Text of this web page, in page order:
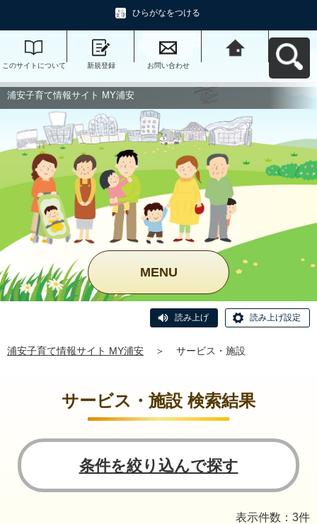
ひらがなをつける
このサイトについて 新規登録 お問い合わせ
浦安子育て情報サイト MY浦安
MENU
読み上げ 読み上げ設定
浦安子育て情報サイト MY浦安 ＞ サービス・施設
サービス・施設 検索結果
条件を絞り込んで探す
表示件数：3件